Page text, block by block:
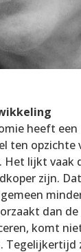
heeft een
ten opzichte
Het lijkt vaak
zijn.
dan
komt
Tegelijkertijd